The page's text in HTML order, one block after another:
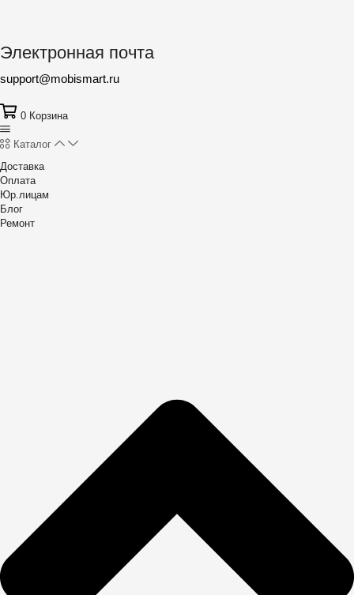
Электронная почта
support@mobismart.ru
0 Корзина
Каталог
Доставка
Оплата
Юр.лицам
Блог
Ремонт